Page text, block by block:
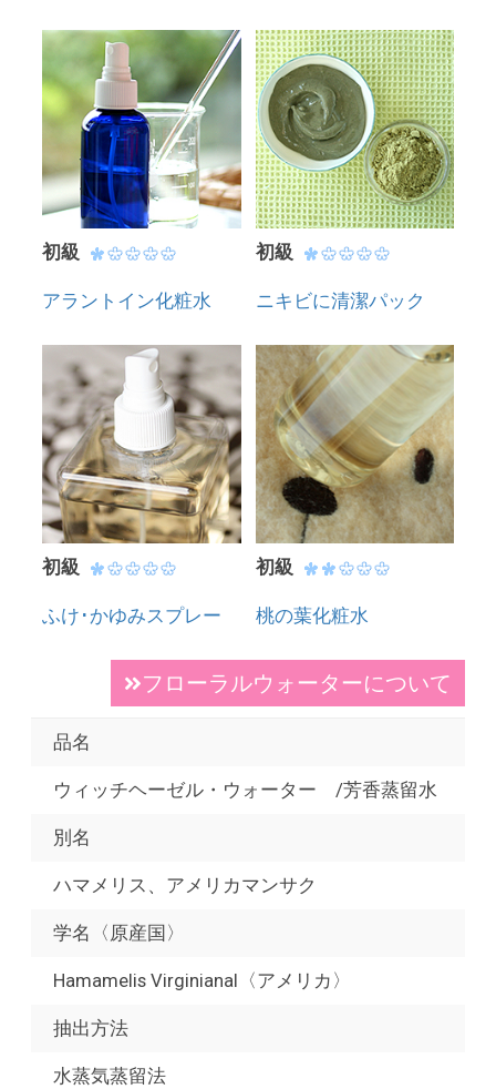
初級
アラントイン化粧水
初級
ニキビに清潔パック
初級
ふけ･かゆみスプレー
初級
桃の葉化粧水
フローラルウォーターについて
品名
ウィッチヘーゼル・ウォーター /芳香蒸留水
別名
ハマメリス、アメリカマンサク
学名〈原産国〉
Hamamelis Virginianal〈アメリカ〉
抽出方法
水蒸気蒸留法